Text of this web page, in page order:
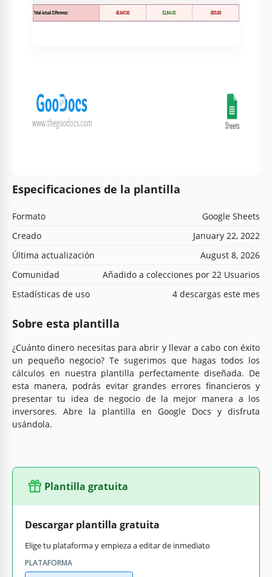
Especificaciones de la plantilla
Formato
Google Sheets
Creado
January 22, 2022
Última actualización
August 8, 2026
Comunidad
Añadido a colecciones por 22 Usuarios
Estadísticas de uso
4 descargas este mes
Sobre esta plantilla
¿Cuánto dinero necesitas para abrir y llevar a cabo con éxito
un pequeño negocio? Te sugerimos que hagas todos los
cálculos en nuestra plantilla perfectamente diseñada. De
esta manera, podrás evitar grandes errores financieros y
presentar tu idea de negocio de la mejor manera a los
inversores. Abre la plantilla en Google Docs y disfruta
usándola.
Plantilla gratuita
Descargar plantilla gratuita
Elige tu plataforma y empieza a editar de inmediato
PLATAFORMA